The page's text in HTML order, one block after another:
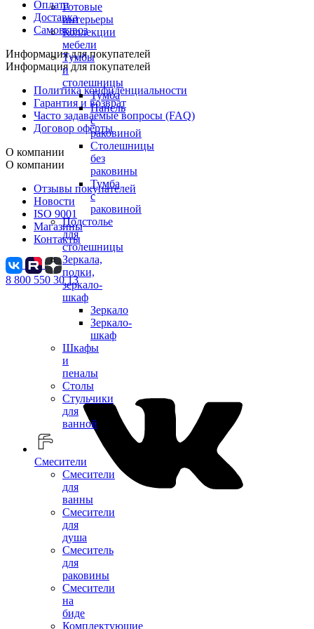
Готовые
интерьеры
Коллекции
мебели
Тумбы
и
столешницы
Тумба
Панель
с
раковиной
Столешницы
без
раковины
Тумба
с
раковиной
Подстолье
для
столешницы
Зеркала,
полки,
зеркало-
шкаф
Зеркало
Зеркало-
шкаф
Шкафы
и
пеналы
Столы
Стульчики
для
ванной
Смесители
Смесители
для
ванны
Смесители
для
душа
Смеситель
для
раковины
Смесители
на
биде
Комплектующие
Оплата
Доставка
Самовывоз
Информация для покупателей
Информация для покупателей
Политика конфиденциальности
Гарантия и возврат
Часто задаваемые вопросы (FAQ)
Договор оферты
О компании
О компании
Отзывы покупателей
Новости
ISO 9001
Магазины
Контакты
8 800 550 30 13